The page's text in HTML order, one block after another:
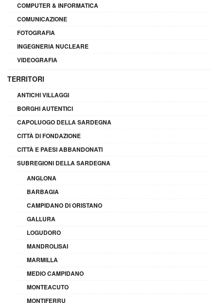
COMPUTER & INFORMATICA
COMUNICAZIONE
FOTOGRAFIA
INGEGNERIA NUCLEARE
VIDEOGRAFIA
TERRITORI
ANTICHI VILLAGGI
BORGHI AUTENTICI
CAPOLUOGO DELLA SARDEGNA
CITTÀ DI FONDAZIONE
CITTÀ E PAESI ABBANDONATI
SUBREGIONI DELLA SARDEGNA
ANGLONA
BARBAGIA
CAMPIDANO DI ORISTANO
GALLURA
LOGUDORO
MANDROLISAI
MARMILLA
MEDIO CAMPIDANO
MONTEACUTO
MONTIFERRU